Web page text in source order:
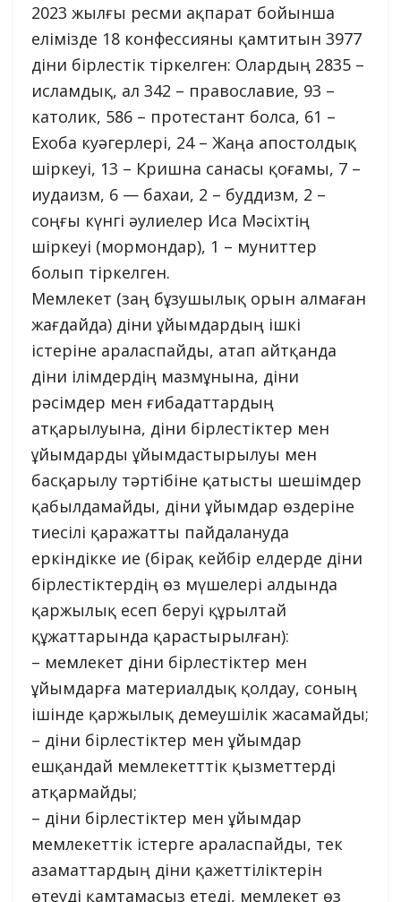
2023 жылғы ресми ақпарат бойынша
елімізде 18 конфессияны қамтитын 3977
діни бірлестік тіркелген: Олардың 2835 –
исламдық, ал 342 – православие, 93 –
католик, 586 – протестант болса, 61 –
Ехоба куәгерлері, 24 – Жаңа апостолдық
шіркеуі, 13 – Кришна санасы қоғамы, 7 –
иудаизм, 6 — бахаи, 2 – буддизм, 2 –
соңғы күнгі әулиелер Иса Мәсіхтің
шіркеуі (мормондар), 1 – муниттер
болып тіркелген.
Мемлекет (заң бұзушылық орын алмаған
жағдайда) діни ұйымдардың ішкі
істеріне араласпайды, атап айтқанда
діни ілімдердің мазмұнына, діни
рәсімдер мен ғибадаттардың
атқарылуына, діни бірлестіктер мен
ұйымдарды ұйымдастырылуы мен
басқарылу тәртібіне қатысты шешімдер
қабылдамайды, діни ұйымдар өздеріне
тиесілі қаражатты пайдалануда
еркіндікке ие (бірақ кейбір елдерде діни
бірлестіктердің өз мүшелері алдында
қаржылық есеп беруі құрылтай
құжаттарында қарастырылған):
– мемлекет діни бірлестіктер мен
ұйымдарға материалдық қолдау, соның
ішінде қаржылық демеушілік жасамайды;
– діни бірлестіктер мен ұйымдар
ешқандай мемлекетттік қызметтерді
атқармайды;
– діни бірлестіктер мен ұйымдар
мемлекеттік істерге араласпайды, тек
азаматтардың діни қажеттіліктерін
өтеуді қамтамасыз етеді, мемлекет өз